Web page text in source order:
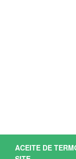
ACEITE DE